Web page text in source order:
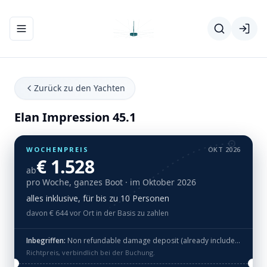
Navigationsmenü ein-/ausblenden
Zurück zu den Yachten
Elan Impression 45.1
WOCHENPREIS OKT 2026
ab€ 1.528
pro Woche, ganzes Boot · im Oktober 2026
alles inklusive, für bis zu 10 Personen
davon € 644 vor Ort in der Basis zu zahlen
Inbegriffen: Non refundable damage deposit (already included in price of basic package)
Richtpreis, verbindlich bei der Buchung.